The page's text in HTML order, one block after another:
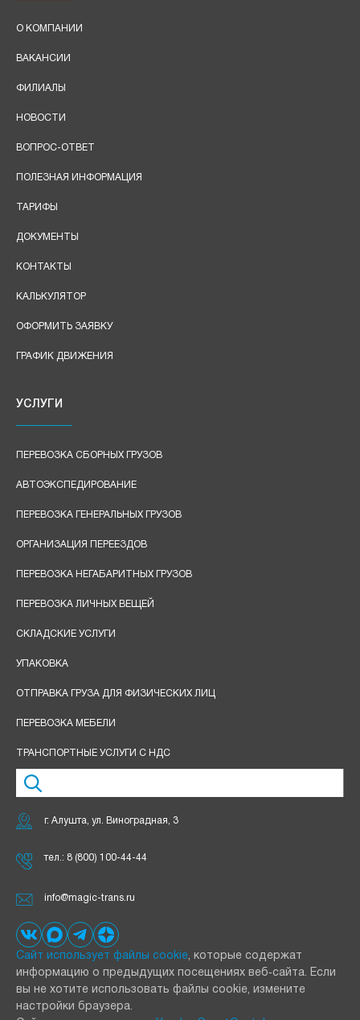
О КОМПАНИИ
ВАКАНСИИ
ФИЛИАЛЫ
НОВОСТИ
ВОПРОС-ОТВЕТ
ПОЛЕЗНАЯ ИНФОРМАЦИЯ
ТАРИФЫ
ДОКУМЕНТЫ
КОНТАКТЫ
КАЛЬКУЛЯТОР
ОФОРМИТЬ ЗАЯВКУ
ГРАФИК ДВИЖЕНИЯ
УСЛУГИ
ПЕРЕВОЗКА СБОРНЫХ ГРУЗОВ
АВТОЭКСПЕДИРОВАНИЕ
ПЕРЕВОЗКА ГЕНЕРАЛЬНЫХ ГРУЗОВ
ОРГАНИЗАЦИЯ ПЕРЕЕЗДОВ
ПЕРЕВОЗКА НЕГАБАРИТНЫХ ГРУЗОВ
ПЕРЕВОЗКА ЛИЧНЫХ ВЕЩЕЙ
СКЛАДСКИЕ УСЛУГИ
УПАКОВКА
ОТПРАВКА ГРУЗА ДЛЯ ФИЗИЧЕСКИХ ЛИЦ
ПЕРЕВОЗКА МЕБЕЛИ
ТРАНСПОРТНЫЕ УСЛУГИ С НДС
г. Алушта, ул. Виноградная, 3
тел.: 8 (800) 100-44-44
info@magic-trans.ru
Сайт использует файлы cookie, которые содержат
информацию о предыдущих посещениях веб‑сайта. Если
вы не хотите использовать файлы cookie, измените
настройки браузера.